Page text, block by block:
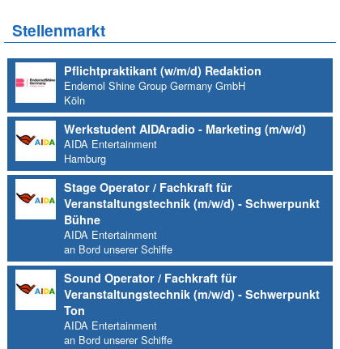
Stellenmarkt
Pflichtpraktikant (w/m/d) Redaktion
Endemol Shine Group Germany GmbH
Köln
Werkstudent AIDAradio - Marketing (m/w/d)
AIDA Entertainment
Hamburg
Stage Operator / Fachkraft für
Veranstaltungstechnik (m/w/d) - Schwerpunkt
Bühne
AIDA Entertainment
an Bord unserer Schiffe
Sound Operator / Fachkraft für
Veranstaltungstechnik (m/w/d) - Schwerpunkt
Ton
AIDA Entertainment
an Bord unserer Schiffe